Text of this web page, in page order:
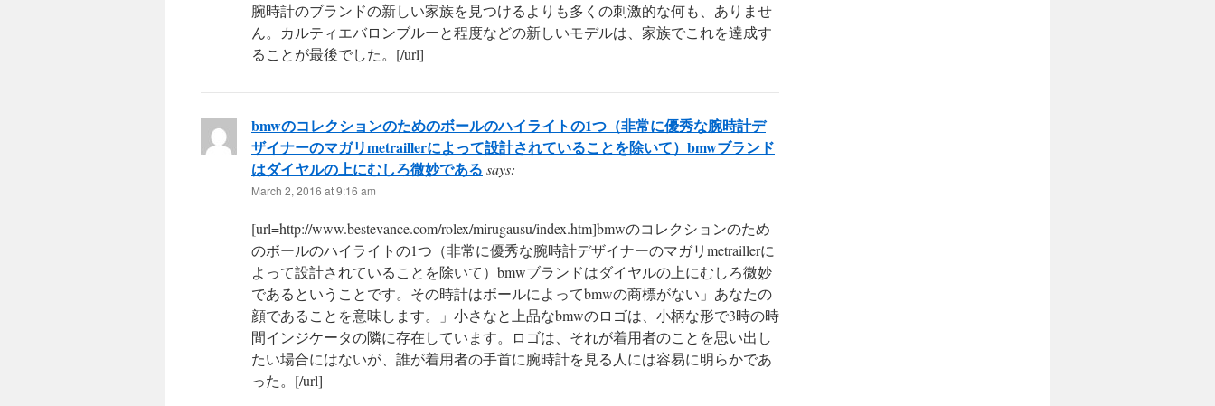
腕時計のブランドの新しい家族を見つけるよりも多くの刺激的な何も、ありませ
ん。カルティエバロンブルーと程度などの新しいモデルは、家族でこれを達成す
ることが最後でした。[/url]
bmwのコレクションのためのボールのハイライトの1つ（非常に優秀な腕時計デ
ザイナーのマガリmetraillerによって設計されていることを除いて）bmwブランド
はダイヤルの上にむしろ微妙である says:
March 2, 2016 at 9:16 am
[url=http://www.bestevance.com/rolex/mirugausu/index.htm]bmwのコレクションのため
のボールのハイライトの1つ（非常に優秀な腕時計デザイナーのマガリmetraillerに
よって設計されていることを除いて）bmwブランドはダイヤルの上にむしろ微妙
であるということです。その時計はボールによってbmwの商標がない」あなたの
顔であることを意味します。」小さなと上品なbmwのロゴは、小柄な形で3時の時
間インジケータの隣に存在しています。ロゴは、それが着用者のことを思い出し
たい場合にはないが、誰が着用者の手首に腕時計を見る人には容易に明らかであ
った。[/url]